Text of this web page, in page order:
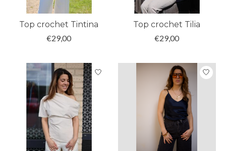
Top crochet Tintina
€29,00
Top crochet Tilia
€29,00